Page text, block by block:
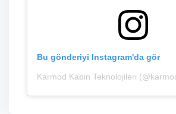
Bu gönderiyi Instagram'da gör